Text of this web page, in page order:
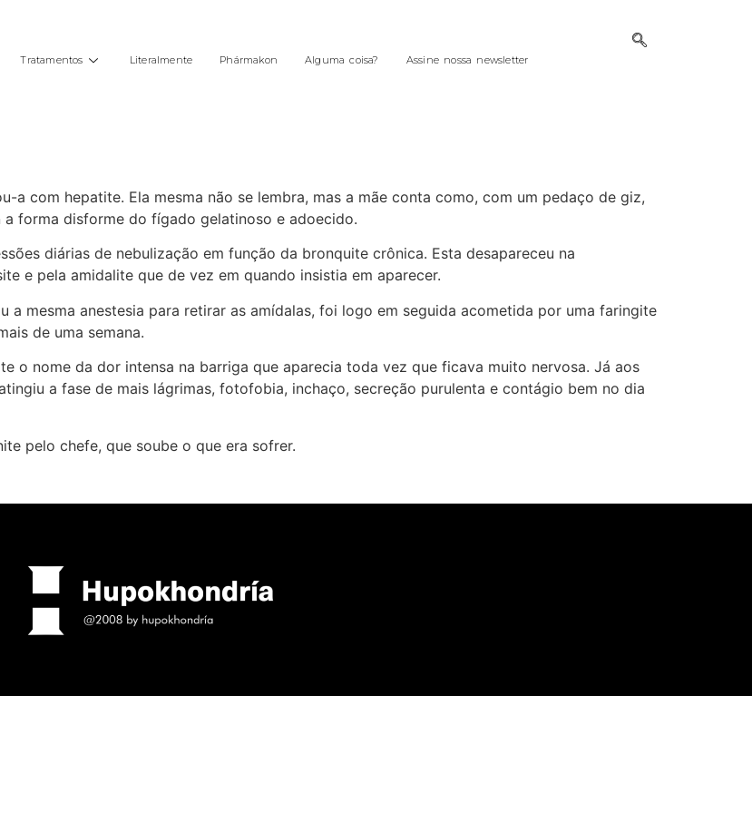
Tratamentos Literalmente Phármakon Alguma coisa? Assine nossa newsletter
a com hepatite. Ela mesma não se lembra, mas a mãe conta como, com um pedaço de giz,
forma disforme do fígado gelatinoso e adoecido.
diárias de nebulização em função da bronquite crônica. Esta desapareceu na
e pela amidalite que de vez em quando insistia em aparecer.
a mesma anestesia para retirar as amídalas, foi logo em seguida acometida por uma faringite
de uma semana.
o nome da dor intensa na barriga que aparecia toda vez que ficava muito nervosa. Já aos
a fase de mais lágrimas, fotofobia, inchaço, secreção purulenta e contágio bem no dia
pelo chefe, que soube o que era sofrer.